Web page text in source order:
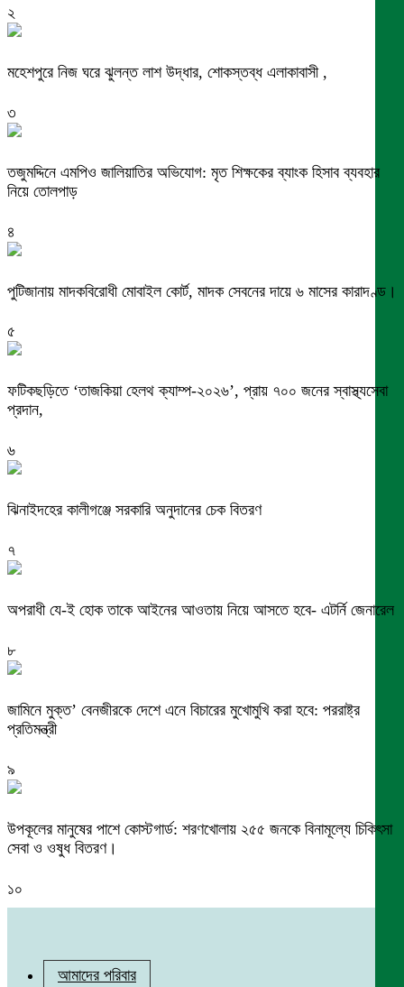
২
মহেশপুরে নিজ ঘরে ঝুলন্ত লাশ উদ্ধার, শোকস্তব্ধ এলাকাবাসী ,
৩
তজুমদ্দিনে এমপিও জালিয়াতির অভিযোগ: মৃত শিক্ষকের ব্যাংক হিসাব ব্যবহার
নিয়ে তোলপাড়
৪
পুটিজানায় মাদকবিরোধী মোবাইল কোর্ট, মাদক সেবনের দায়ে ৬ মাসের কারাদণ্ড।
৫
ফটিকছড়িতে ‘তাজকিয়া হেলথ ক্যাম্প-২০২৬’, প্রায় ৭০০ জনের স্বাস্থ্যসেবা
প্রদান,
৬
ঝিনাইদহের কালীগঞ্জে সরকারি অনুদানের চেক বিতরণ
৭
অপরাধী যে-ই হোক তাকে আইনের আওতায় নিয়ে আসতে হবে- এটর্নি জেনারেল
৮
জামিনে মুক্ত’ বেনজীরকে দেশে এনে বিচারের মুখোমুখি করা হবে: পররাষ্ট্র
প্রতিমন্ত্রী
৯
উপকূলের মানুষের পাশে কোস্টগার্ড: শরণখোলায় ২৫৫ জনকে বিনামূল্যে চিকিৎসা
সেবা ও ওষুধ বিতরণ।
১০
আমাদের পরিবার